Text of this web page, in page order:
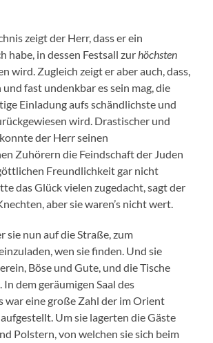
zeigt der Herr, dass er ein
habe, in dessen Festsall zurhöchsten
wird. Zugleich zeigt er aber auch, dass,
fast undenkbar es sein mag, die
Einladung aufs schändlichste und
wird. Drastischer und
der Herr seinen
Zuhörern die Feindschaft der Juden
Freundlichkeit gar nicht
das Glück vielen zugedacht, sagt der
aber sie waren’s nicht wert.
sie nun auf die Straße, zum
wen sie finden. Und sie
Böse und Gute, und die Tische
dem geräumigen Saal des
war eine große Zahl der im Orient
Um sie lagerten die Gäste
Polstern, von welchen sie sich beim